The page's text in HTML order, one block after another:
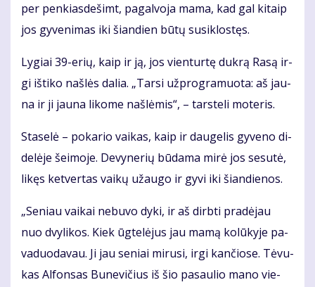
per pen­kias­de­šimt, pa­gal­vo­ja ma­ma, kad gal ki­taip
jos gy­ve­ni­mas iki šian­dien bū­tų su­si­klos­tęs.
Ly­giai 39-erių, kaip ir ją, jos vien­tur­tę duk­rą Ra­są ir­
gi iš­ti­ko naš­lės da­lia. „Tar­si už­prog­ra­muo­ta: aš jau­
na ir ji jau­na li­ko­me naš­lė­mis“, – tars­te­li mo­te­ris.
Sta­se­lė – po­ka­rio vai­kas, kaip ir dau­ge­lis gy­ve­no di­
de­lė­je šei­mo­je. De­vy­ne­rių bū­da­ma mi­rė jos se­su­tė,
li­kęs ket­ver­tas vai­kų už­au­go ir gy­vi iki šian­die­nos.
„Se­niau vai­kai ne­bu­vo dy­ki, ir aš dirb­ti pra­dė­jau
nuo dvy­li­kos. Kiek ūg­te­lė­jus jau ma­mą ko­lū­ky­je pa­
va­duo­da­vau. Ji jau se­niai mi­ru­si, ir­gi kan­čio­se. Tė­vu­
kas Al­fon­sas Bu­ne­vi­čius iš šio pa­sau­lio ma­no vie­